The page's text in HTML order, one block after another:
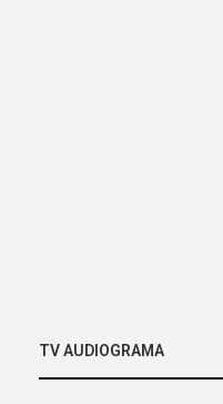
TV AUDIOGRAMA